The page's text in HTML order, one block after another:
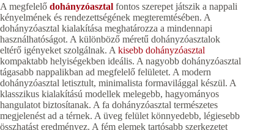
A megfelelő dohányzóasztal fontos szerepet játszik a nappali
kényelmének és rendezettségének megteremtésében. A
dohányzóasztal kialakítása meghatározza a mindennapi
használhatóságot. A különböző méretű dohányzóasztalok
eltérő igényeket szolgálnak. A kisebb dohányzóasztal
kompaktabb helyiségekben ideális. A nagyobb dohányzóasztal
tágasabb nappalikban ad megfelelő felületet. A modern
dohányzóasztal letisztult, minimalista formavilággal készül. A
klasszikus kialakítású modellek melegebb, hagyományos
hangulatot biztosítanak. A fa dohányzóasztal természetes
megjelenést ad a térnek. A üveg felület könnyedebb, légiesebb
összhatást eredményez. A fém elemek tartósabb szerkezetet